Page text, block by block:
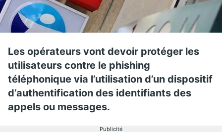
Les opérateurs vont devoir protéger les
utilisateurs contre le phishing
téléphonique via l’utilisation d’un dispositif
d’authentification des identifiants des
appels ou messages.
Publicité